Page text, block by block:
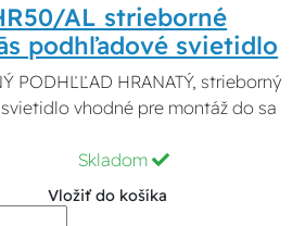
AL strieborné
podhľadové svietidlo
PODHĽĽAD HRANATÝ, strieborný
vhodné pre montáž do sa
Skladom
Vložiť do košíka